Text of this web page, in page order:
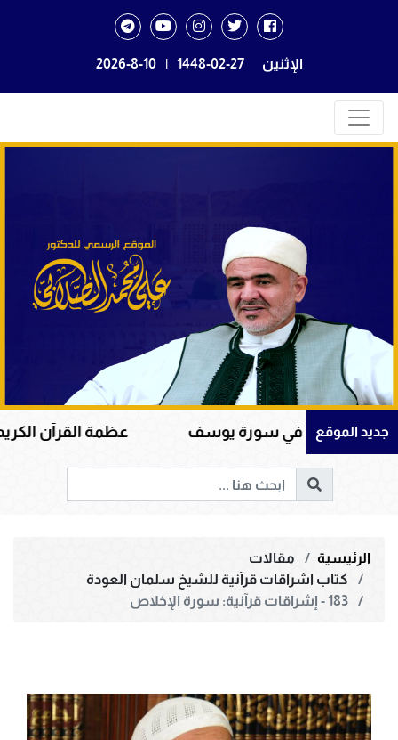
الإثنين 1448-02-27
|
2026-8-10
جديد الموقع
في سورة يوسف عظمة القرآن الكريم في هداية
الرئيسية
مقالات
كتاب اشراقات قرآنية للشيخ سلمان العودة